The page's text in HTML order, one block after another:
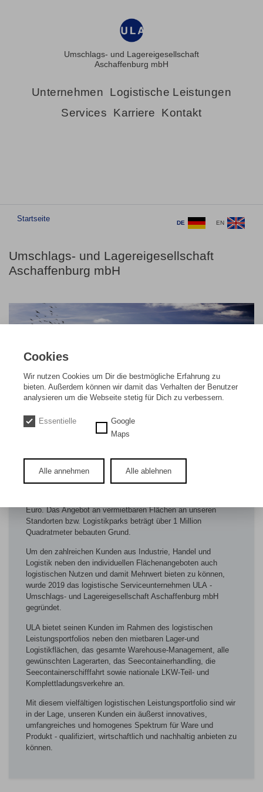
Umschlags- und Lagereigesellschaft
Aschaffenburg mbH
Unternehmen
Logistische Leistungen
Services
Karriere Kontakt
Startseite DE EN
Umschlags- und Lagereigesellschaft
Aschaffenburg mbH
Die Westarp Unternehmensgruppe in Aschaffenburg ist seit
Inhaber und Betreiber von zahlreichen Produktions-, Büro-
und Logistikparks im Rhein-Main-Gebiet.
Euro. Das Angebot an vermietbaren Flächen an unseren
Standorten bzw. Logistikparks beträgt über 1 Million
Quadratmeter bebauten Grund.
Um den zahlreichen Kunden aus Industrie, Handel und
Logistik neben den individuellen Flächenangeboten auch
logistischen Nutzen und damit Mehrwert bieten zu können,
wurde 2019 das logistische Serviceunternehmen ULA -
Umschlags- und Lagereigesellschaft Aschaffenburg mbH
gegründet.
ULA bietet seinen Kunden im Rahmen des logistischen
Leistungsportfolios neben den mietbaren Lager-und
Logistikflächen, das gesamte Warehouse-Management, alle
gewünschten Lagerarten, das Seecontainerhandling, die
Seecontainerschifffahrt sowie nationale LKW-Teil- und
Komplettladungsverkehre an.
Mit diesem vielfältigen logistischen Leistungsportfolio sind wir
in der Lage, unseren Kunden ein äußerst innovatives,
umfangreiches und homogenes Spektrum für Ware und
Produkt - qualifiziert, wirtschaftlich und nachhaltig anbieten zu
können.
Cookies
Wir nutzen Cookies um Dir die bestmögliche Erfahrung zu
bieten. Außerdem können wir damit das Verhalten der Benutzer
analysieren um die Webseite stetig für Dich zu verbessern.
Essentielle
Google
Maps
Alle annehmen Alle ablehnen